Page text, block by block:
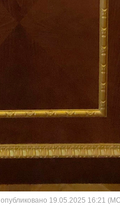
опубликовано 19.05.2025 16:21